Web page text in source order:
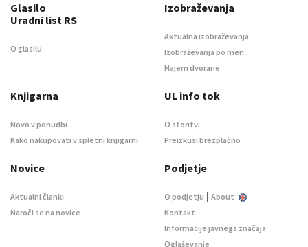
Glasilo
Uradni list RS
O glasilu
Izobraževanja
Aktualna izobraževanja
Izobraževanja po meri
Najem dvorane
Knjigarna
Novo v ponudbi
Kako nakupovati v spletni knjigarni
UL info tok
O storitvi
Preizkusi brezplačno
Novice
Aktualni članki
Naroči se na novice
Podjetje
O podjetju | About
Kontakt
Informacije javnega značaja
Oglaševanje